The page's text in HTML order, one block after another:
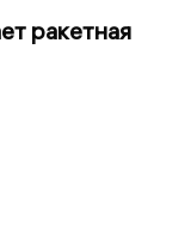
ракетная